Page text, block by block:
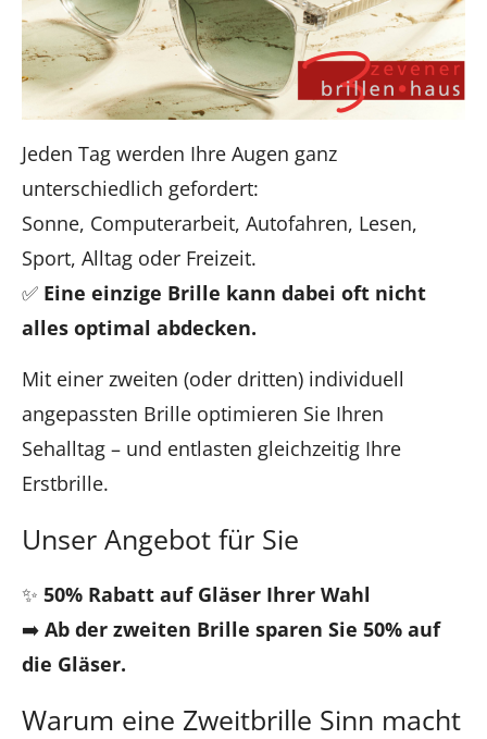
Jeden Tag werden Ihre Augen ganz
unterschiedlich gefordert:
Sonne, Computerarbeit, Autofahren, Lesen,
Sport, Alltag oder Freizeit.
✅ Eine einzige Brille kann dabei oft nicht
alles optimal abdecken.
Mit einer zweiten (oder dritten) individuell
angepassten Brille optimieren Sie Ihren
Sehalltag – und entlasten gleichzeitig Ihre
Erstbrille.
Unser Angebot für Sie
✨ 50% Rabatt auf Gläser Ihrer Wahl
➡️ Ab der zweiten Brille sparen Sie 50% auf
die Gläser.
Warum eine Zweitbrille Sinn macht